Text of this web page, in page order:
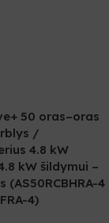
50 oras–oras
/
4.8 kW
kW šildymui –
(AS50RCBHRA-4
4)